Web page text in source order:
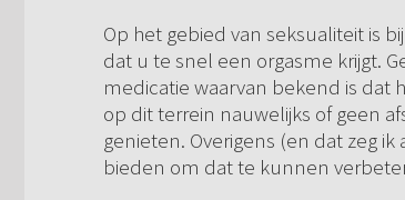
Op het gebied van seksualiteit is
dat u te snel een orgasme krijgt.
medicatie waarvan bekend is dat
op dit terrein nauwelijks of geen
genieten. Overigens (en dat zeg
bieden om dat te kunnen